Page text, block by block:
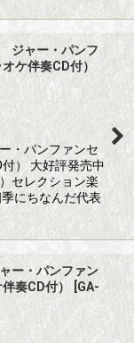
ジャー・パンフ
ケ伴奏CD付）
・パンファンセ
） 大好評発売中
セレクション楽
にちなんだ代表
ー・パンファン
奏CD付）
GA-